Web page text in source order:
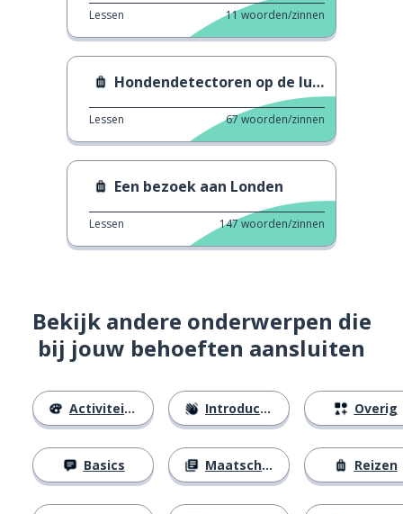
Lessen 11woorden/zinnen
Hondendetectoren op de luchthaven
Lessen 67woorden/zinnen
Een bezoek aan Londen
Lessen 147woorden/zinnen
Bekijk andere onderwerpen die
bij jouw behoeften aansluiten
Activiteiten
Basics
Introducties
Maatschappij
Overig
Reizen